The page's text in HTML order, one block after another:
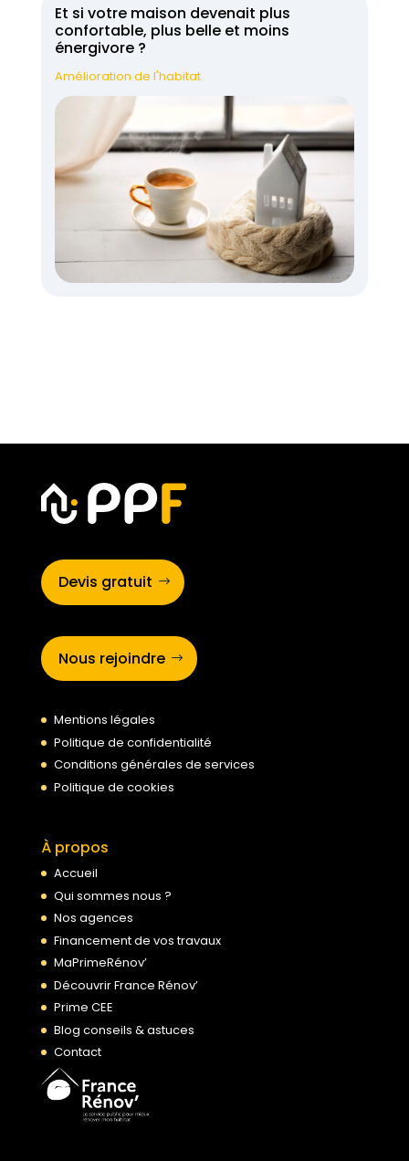
Et si votre maison devenait plus
confortable, plus belle et moins
énergivore ?
Amélioration de l'habitat
Devis gratuit
Nous rejoindre
Mentions légales
Politique de confidentialité
Conditions générales de services
Politique de cookies
À propos
Accueil
Qui sommes nous ?
Nos agences
Financement de vos travaux
MaPrimeRénov’
Découvrir France Rénov’
Prime CEE
Blog conseils & astuces
Contact